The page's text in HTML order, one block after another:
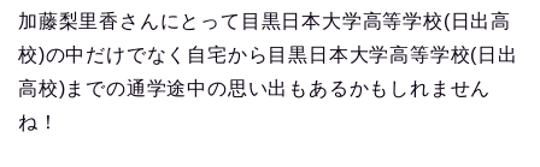
加藤梨里香さんにとって目黒日本大学高等学校(日出高
校)の中だけでなく自宅から目黒日本大学高等学校(日出
高校)までの通学途中の思い出もあるかもしれません
ね！